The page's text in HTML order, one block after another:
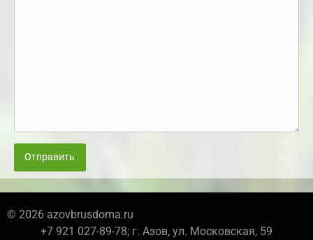
Отправить
© 2026 azovbrusdoma.ru
+7 921 027-89-78; г. Азов, ул. Московская, 59